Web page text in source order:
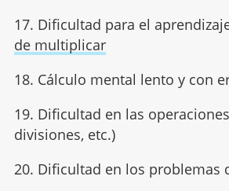
17. Dificultad para el
de multiplicar
18. Cálculo mental lento y con
19. Dificultad en las
divisiones, etc.)
20. Dificultad en los problemas